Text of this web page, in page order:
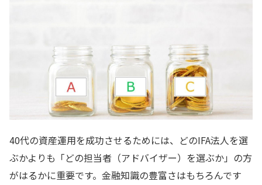
40代の資産運用を成功させるためには、どのIFA法人を選
ぶかよりも「どの担当者（アドバイザー）を選ぶか」の方
がはるかに重要です。金融知識の豊富さはもちろんです